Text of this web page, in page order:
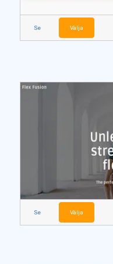
Se Välja
Se Välja